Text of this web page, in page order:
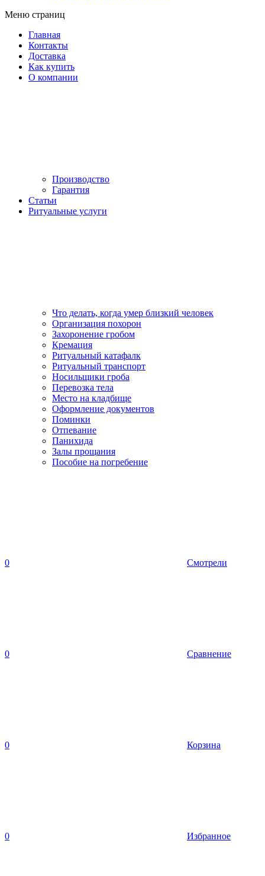
Меню страниц
Главная
Контакты
Доставка
Как купить
О компании
Производство
Гарантия
Статьи
Ритуальные услуги
Что делать, когда умер близкий человек
Организация похорон
Захоронение гробом
Кремация
Ритуальный катафалк
Ритуальный транспорт
Носильщики гроба
Перевозка тела
Место на кладбище
Оформление документов
Поминки
Отпевание
Панихида
Залы прощания
Пособие на погребение
0 Смотрели
0 Сравнение
0 Корзина
0 Избранное